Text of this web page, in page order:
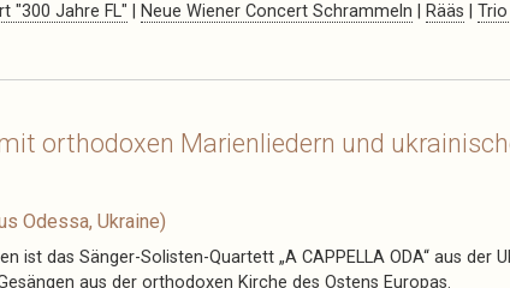
"300 Jahre FL" Neue Wiener Concert Schrammeln Rääs
orthodoxen Marienliedern und
Odessa, Ukraine)
ist das Sänger-Solisten-Quartett „A CAPPELLA ODA“ aus
aus der orthodoxen Kirche des Ostens Europas.